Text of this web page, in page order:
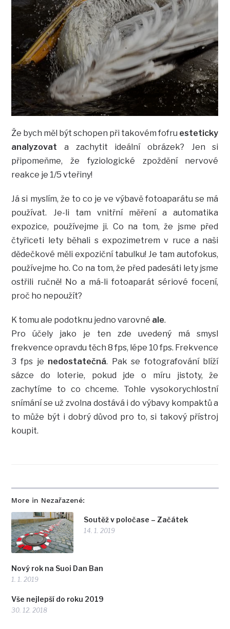
More in Nezařazené:
Soutěž v poločase – Začátek
14. 1. 2019
Nový rok na Suoi Dan Ban
1. 1. 2019
Vše nejlepší do roku 2019
30. 12. 2018
Že bych měl být schopen při takovém fofru esteticky
analyzovat a zachytit ideální obrázek? Jen si
připomeňme, že fyziologické zpoždění nervové
reakce je 1/5 vteřiny!
Já si myslím, že to co je ve výbavě fotoaparátu se má
používat. Je-li tam vnitřní měření a automatika
expozice, používejme ji. Co na tom, že jsme před
čtyřiceti lety běhali s expozimetrem v ruce a naši
dědečkové měli expoziční tabulku! Je tam autofokus,
používejme ho. Co na tom, že před padesáti lety jsme
ostřili ručně! No a má-li fotoaparát sériové focení,
proč ho nepoužít?
K tomu ale podotknu jedno varovné ale.
Pro účely jako je ten zde uvedený má smysl
frekvence opravdu těch 8 fps, lépe 10 fps. Frekvence
3 fps je nedostatečná. Pak se fotografování blíží
sázce do loterie, pokud jde o míru jistoty, že
zachytíme to co chceme. Tohle vysokorychlostní
snímání se už zvolna dostává i do výbavy kompaktů a
to může být i dobrý důvod pro to, si takový přístroj
koupit.